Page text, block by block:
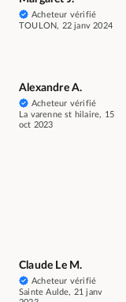
Acheteur vérifié
TOULON, 22 janv 2024
Alexandre A.
Acheteur vérifié
La varenne st hilaire, 15
oct 2023
Claude Le M.
Acheteur vérifié
Sainte Aulde, 21 janv